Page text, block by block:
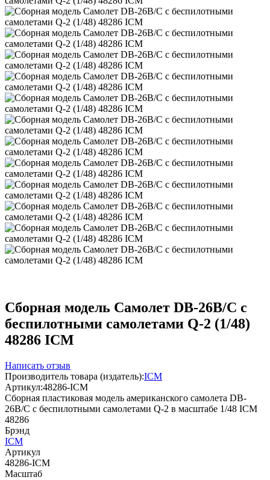
Сборная модель Cамолет DB-26B/C с
беспилотными самолетами Q-2 (1/48)
48286 ICM
Написать отзыв
Производитель товара (издатель):ICM
Артикул:48286-ICM
Сборная пластиковая модель американского cамолета DB-
26B/C с беспилотными самолетами Q-2 в масштабе 1/48 ICM
48286
Брэнд
ICM
Артикул
48286-ICM
Масштаб